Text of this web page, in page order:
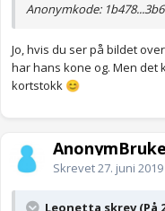
Anonymkode: 1b478...3b6
Jo, hvis du ser på bildet
har hans kone og. Men
kortstokk 😊
Skrevet27. juni 2019
Leonetta skrev (På